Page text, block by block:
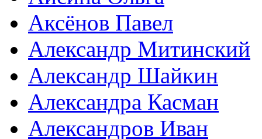
Аксёнов Павел
Александр Митинский
Александр Шайкин
Александра Касман
Александров Иван